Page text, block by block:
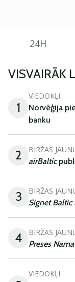
24H
VISVAIRĀK
1
VIEDOKĻI
Norvēģija
banku
2 BIRŽAS
airBaltic
3 BIRŽAS
Signet
4 BIRŽAS
Preses
VIEDOKĻI